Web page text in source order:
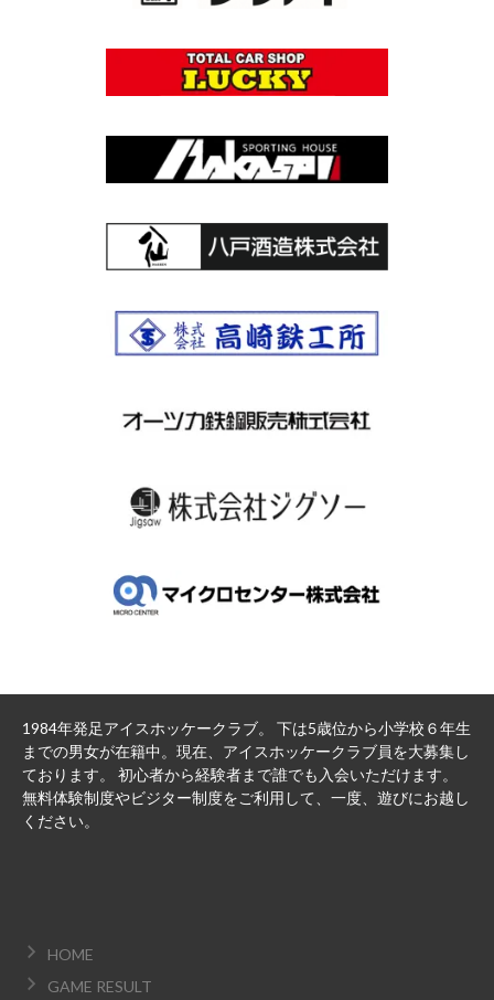
1984年発足アイスホッケークラブ。 下は5歳位から小学校６年生
までの男女が在籍中。現在、アイスホッケークラブ員を大募集し
ております。 初心者から経験者まで誰でも入会いただけます。
無料体験制度やビジター制度をご利用して、一度、遊びにお越し
ください。
HOME
GAME RESULT